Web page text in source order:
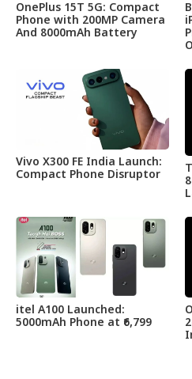
OnePlus 15T 5G: Compact
Phone with 200MP Camera
And 8000mAh Battery
Vivo X300 FE India Launch:
Compact Phone Disruptor
itel A100 Launched:
5000mAh Phone at ₹6,799